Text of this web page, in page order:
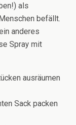
als
befällt.
anderes
Spray mit
ausräumen
Sack packen